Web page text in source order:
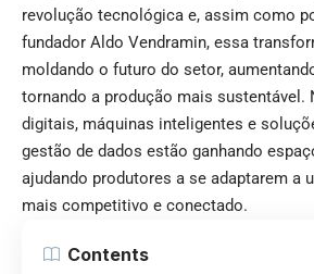
revolução tecnológica e, assim como
fundador Aldo Vendramin, essa
moldando o futuro do setor,
tornando a produção mais sustentável.
digitais, máquinas inteligentes e
gestão de dados estão ganhando
ajudando produtores a se adaptarem a
mais competitivo e conectado.
Contents